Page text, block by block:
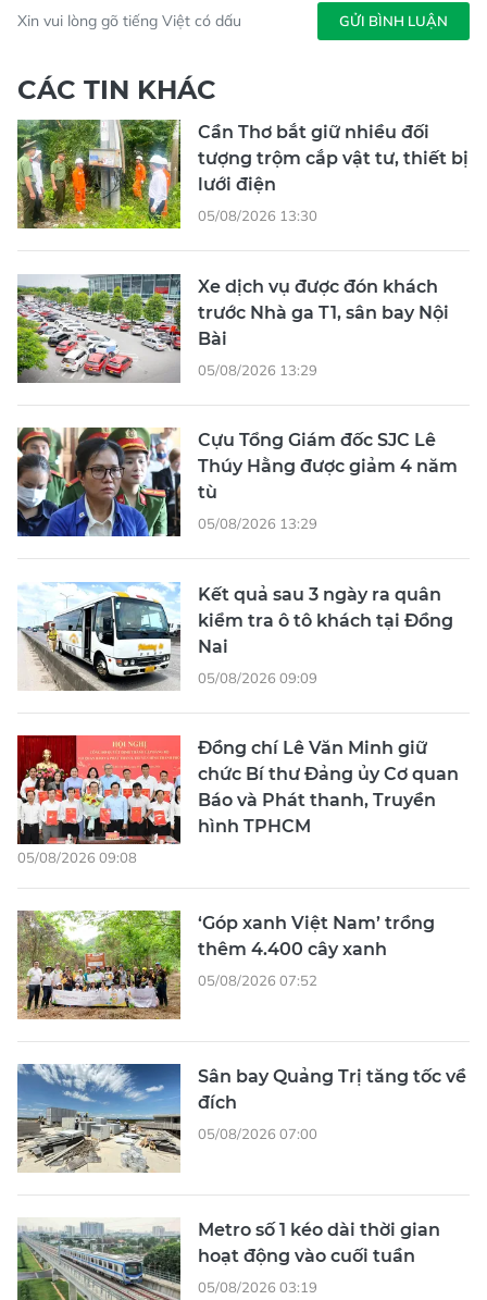
Xin vui lòng gõ tiếng Việt có dấu GỬI BÌNH LUẬN
CÁC TIN KHÁC
Cần Thơ bắt giữ nhiều đối
tượng trộm cắp vật tư, thiết bị
lưới điện
05/08/2026 13:30
Xe dịch vụ được đón khách
trước Nhà ga T1, sân bay Nội
Bài
05/08/2026 13:29
Cựu Tổng Giám đốc SJC Lê
Thúy Hằng được giảm 4 năm
tù
05/08/2026 13:29
Kết quả sau 3 ngày ra quân
kiểm tra ô tô khách tại Đồng
Nai
05/08/2026 09:09
Đồng chí Lê Văn Minh giữ
chức Bí thư Đảng ủy Cơ quan
Báo và Phát thanh, Truyền
hình TPHCM
05/08/2026 09:08
‘Góp xanh Việt Nam’ trồng
thêm 4.400 cây xanh
05/08/2026 07:52
Sân bay Quảng Trị tăng tốc về
đích
05/08/2026 07:00
Metro số 1 kéo dài thời gian
hoạt động vào cuối tuần
05/08/2026 03:19